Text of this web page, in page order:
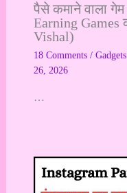
पैसे कमाने वाला
Earning Games
Vishal)
18 Comments /
26, 2026
…